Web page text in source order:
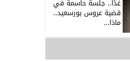
غدًا.. جلسة حاسمة في
قضية عروس بورسعيد..
ماذا...